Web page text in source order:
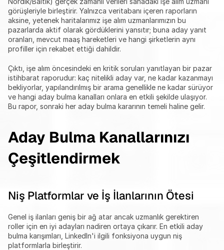
görüşleriyle birleştirir. Yalnızca veritabanı içeren raporların
aksine, yetenek haritalarımız işe alım uzmanlarımızın bu
pazarlarda aktif olarak gördüklerini yansıtır; buna aday yanıt
oranları, mevcut maaş hareketleri ve hangi şirketlerin aynı
profiller için rekabet ettiği dahildir.
Çıktı, işe alım öncesindeki en kritik soruları yanıtlayan bir pazar
istihbarat raporudur: kaç nitelikli aday var, ne kadar kazanmayı
bekliyorlar, yapılandırılmış bir arama genellikle ne kadar sürüyor
ve hangi aday bulma kanalları onlara en etkili şekilde ulaşıyor.
Bu rapor, sonraki her aday bulma kararının temeli haline gelir.
Aday Bulma Kanallarınızı
Çeşitlendirmek
Niş Platformlar ve İş İlanlarının Ötesi
Genel iş ilanları geniş bir ağ atar ancak uzmanlık gerektiren
roller için en iyi adayları nadiren ortaya çıkarır. En etkili aday
bulma karışımları, LinkedIn'i ilgili fonksiyona uygun niş
platformlarla birleştirir.